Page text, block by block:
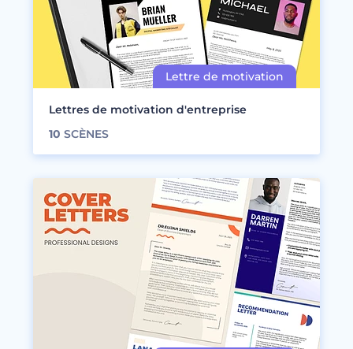
Lettres de motivation d'entreprise
10 SCÈNES